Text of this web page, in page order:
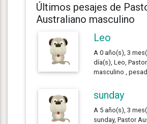
Últimos pesajes de
Australiano masculino
Leo
A 0 año(s), 3
día(s), Leo,
masculino ,
sunday
A 5 año(s), 3
sunday, Pastor